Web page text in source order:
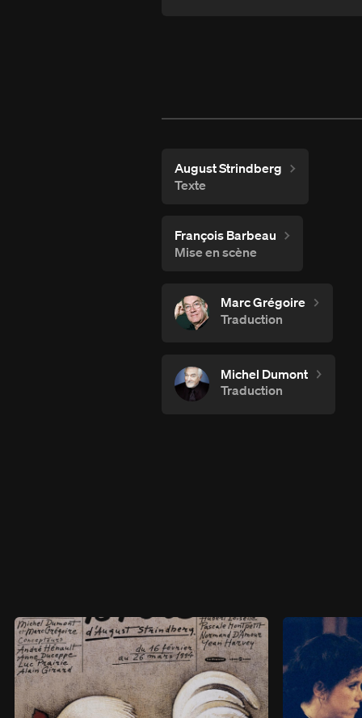
August Strindberg
Texte
François Barbeau
Mise en scène
Marc Grégoire
Traduction
Michel Dumont
Traduction